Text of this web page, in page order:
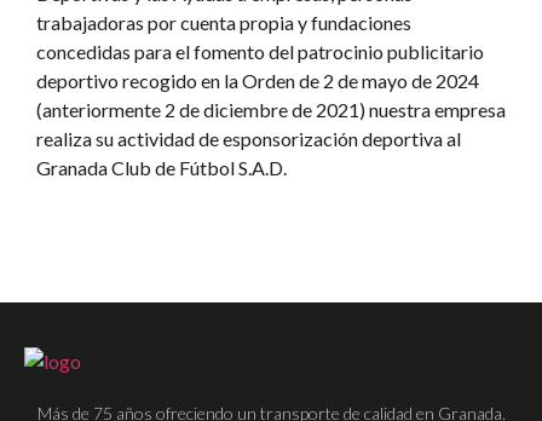
trabajadoras por cuenta propia y fundaciones
concedidas para el fomento del patrocinio publicitario
deportivo recogido en la Orden de 2 de mayo de 2024
(anteriormente 2 de diciembre de 2021) nuestra empresa
realiza su actividad de esponsorización deportiva al
Granada Club de Fútbol S.A.D.
Más de 75 años ofreciendo un transporte de calidad en Granada.